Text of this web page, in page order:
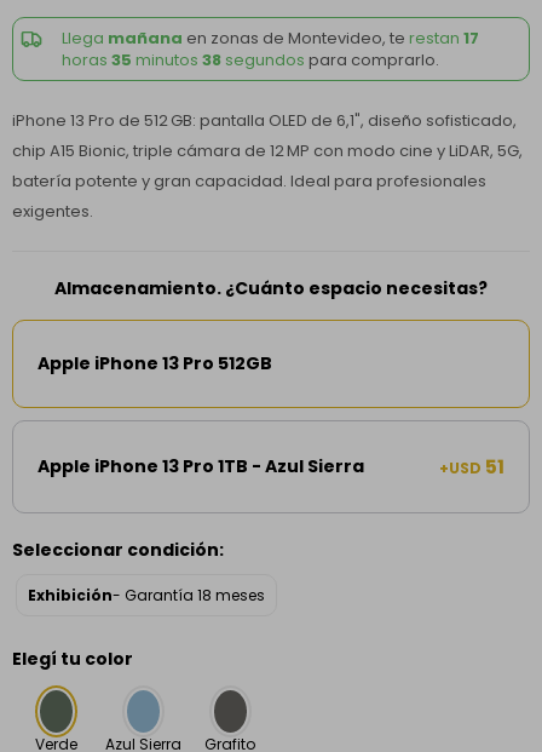
Llega mañana en zonas de Montevideo, te restan 17
horas 35 minutos 38 segundos para comprarlo.
iPhone 13 Pro de 512 GB: pantalla OLED de 6,1", diseño sofisticado,
chip A15 Bionic, triple cámara de 12 MP con modo cine y LiDAR, 5G,
batería potente y gran capacidad. Ideal para profesionales
exigentes.
Almacenamiento. ¿Cuánto espacio necesitas?
Apple iPhone 13 Pro 512GB
Apple iPhone 13 Pro 1TB - Azul Sierra +USD 51
Seleccionar condición:
Exhibición- Garantía 18 meses
Elegí tu color
Verde
Azul Sierra Grafito